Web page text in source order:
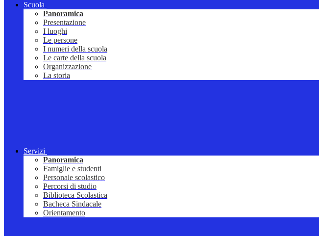
Scuola
Panoramica
Presentazione
I luoghi
Le persone
I numeri della scuola
Le carte della scuola
Organizzazione
La storia
Servizi
Panoramica
Famiglie e studenti
Personale scolastico
Percorsi di studio
Biblioteca Scolastica
Bacheca Sindacale
Orientamento